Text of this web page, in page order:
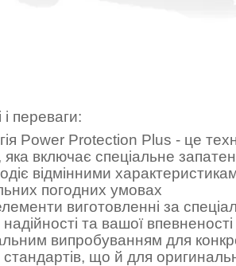
переваги:
Power Protection Plus - це
включає спеціальне
відмінними
погодних умовах
виготовленні за
надійності та вашої
випробуванням для
що й для